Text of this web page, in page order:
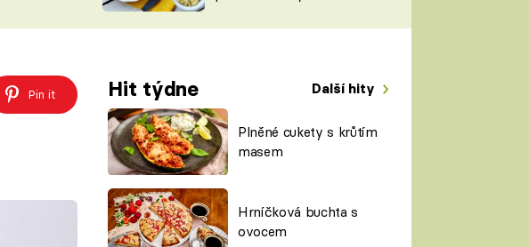
ŠÉFREDAKTORKY
ČASOPIS
Pin it Hit týdne Další hity
Plněné cukety s krůtím
masem
Hrníčková buchta s
ovocem